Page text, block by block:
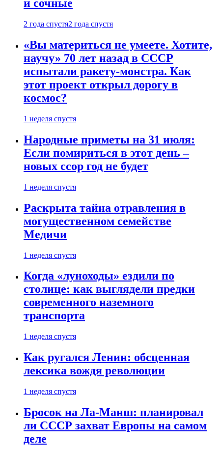
и сочные
2 года спустя2 года спустя
«Вы материться не умеете. Хотите,
научу» 70 лет назад в СССР
испытали ракету-монстра. Как
этот проект открыл дорогу в
космос?
1 неделя спустя
Народные приметы на 31 июля:
Если помириться в этот день –
новых ссор год не будет
1 неделя спустя
Раскрыта тайна отравления в
могущественном семействе
Медичи
1 неделя спустя
Когда «луноходы» ездили по
столице: как выглядели предки
современного наземного
транспорта
1 неделя спустя
Как ругался Ленин: обсценная
лексика вождя революции
1 неделя спустя
Бросок на Ла-Манш: планировал
ли СССР захват Европы на самом
деле